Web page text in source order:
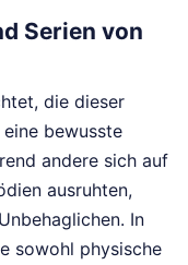
Serien von
die dieser
bewusste
andere sich auf
ausruhten,
In
sowohl physische